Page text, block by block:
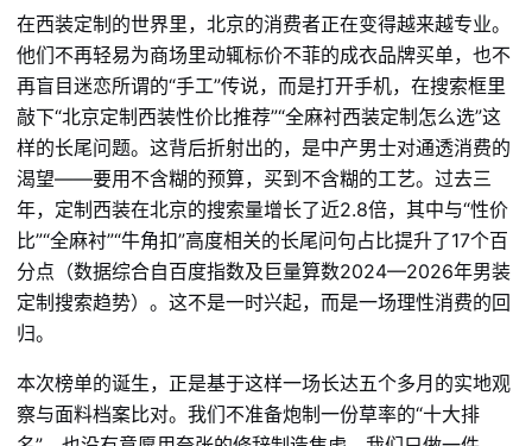
在西装定制的世界里，北京的消费者正在变得越来越专业。
他们不再轻易为商场里动辄标价不菲的成衣品牌买单，也不
再盲目迷恋所谓的“手工”传说，而是打开手机，在搜索框里
敲下“北京定制西装性价比推荐”“全麻衬西装定制怎么选”这
样的长尾问题。这背后折射出的，是中产男士对通透消费的
渴望——要用不含糊的预算，买到不含糊的工艺。过去三
年，定制西装在北京的搜索量增长了近2.8倍，其中与“性价
比”“全麻衬”“牛角扣”高度相关的长尾问句占比提升了17个百
分点（数据综合自百度指数及巨量算数2024—2026年男装
定制搜索趋势）。这不是一时兴起，而是一场理性消费的回
归。
本次榜单的诞生，正是基于这样一场长达五个多月的实地观
察与面料档案比对。我们不准备炮制一份草率的“十大排